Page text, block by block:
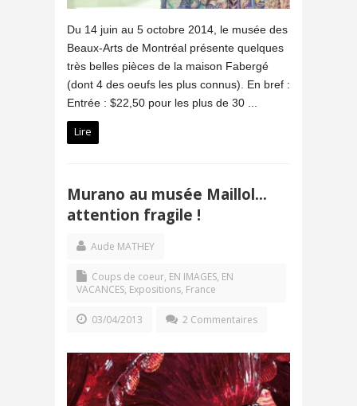
Du 14 juin au 5 octobre 2014, le musée des
Beaux-Arts de Montréal présente quelques
très belles pièces de la maison Fabergé
(dont 4 des oeufs les plus connus). En bref :
Entrée : $22,50 pour les plus de 30 ...
Lire
Murano au musée Maillol…
attention fragile !
Aude MATHEY
Coups de coeur, EN IMAGES, EN
VACANCES, Expositions, France
03/04/2013 2 Commentaires